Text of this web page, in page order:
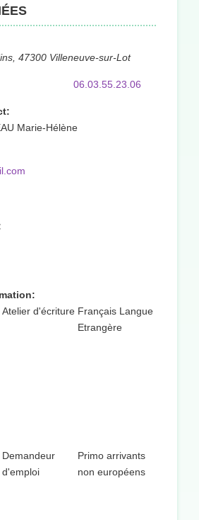
47300 Villeneuve-sur-Lot
06.03.55.23.06
Marie-Hélène
Atelier d'écriture Français Langue
Etrangère
Demandeur
d'emploi
Primo arrivants
non européens